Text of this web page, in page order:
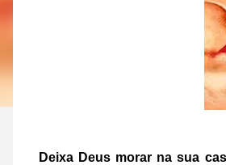
Deixa Deus morar na sua